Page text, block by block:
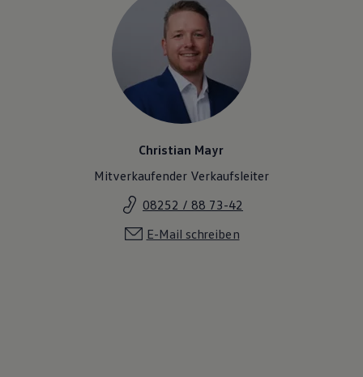
Christian Mayr
Mitverkaufender Verkaufsleiter
08252 / 88 73-42
E-Mail schreiben